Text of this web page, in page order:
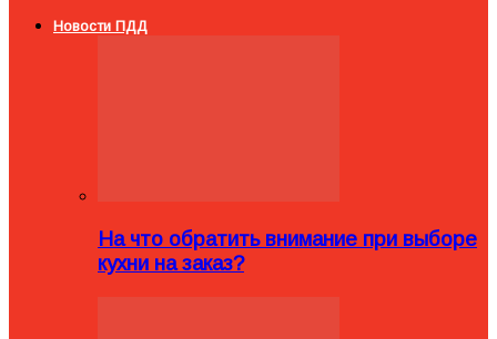
Новости ПДД
На что обратить внимание при выборе
кухни на заказ?